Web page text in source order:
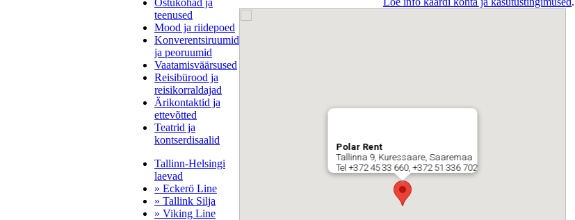
Ostukohad ja
teenused
Mood ja riidepoed
Konverentsiruumid
ja peoruumid
Vaatamisväärsused
Reisibürood ja
reisikorraldajad
Ärikontaktid ja
ettevõtted
Teatrid ja
kontserdisaalid
Tallinn-Helsingi
laevad
» Eckerö Line
» Tallink Silja
» Viking Line
Polar Rent
Tallinna 9, Kuressaare, Saaremaa
Tel +372 45 33 660, +372 51 336 702